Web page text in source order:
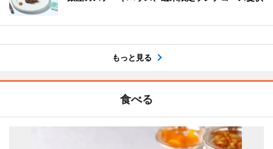
もっと見る
食べる